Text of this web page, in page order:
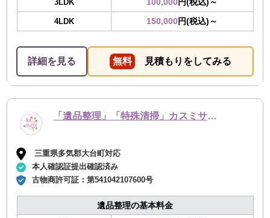
3LDK
4LDK 150,000円(税込)～
詳細を見る 無料 見積もりをしてみる
「遺品整理」「特殊清掃」カスミサービス
三重県多気郡大台町対応
本人確認証提出確認済み
古物商許可証：第541042107600号
遺品整理の基本料金